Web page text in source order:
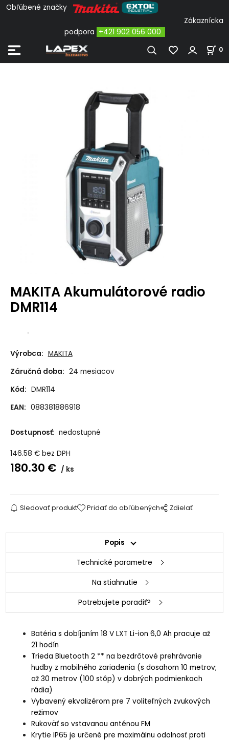
Obľúbené značky
Zákaznícka
podpora +421 902 056 000
0
MAKITA Akumulátorové radio
DMR114
.
Výrobca: MAKITA
Záručná doba: 24 mesiacov
Kód: DMR114
EAN: 088381886918
Dostupnosť: nedostupné
146.58 € bez DPH
180.30 € ks
Sledovať produkt Pridať do obľúbených Zdielať
Popis
Technické parametre
Na stiahnutie
Potrebujete poradiť?
Batéria s dobíjaním 18 V LXT Li-ion 6,0 Ah pracuje až
21 hodín
Trieda Bluetooth 2 ** na bezdrôtové prehrávanie
hudby z mobilného zariadenia (s dosahom 10 metrov;
až 30 metrov (100 stôp) v dobrých podmienkach
rádia)
Vybavený ekvalizérom pre 7 voliteľných zvukových
režimov
Rukoväť so vstavanou anténou FM
Krytie IP65 je určené pre maximálnu odolnosť proti